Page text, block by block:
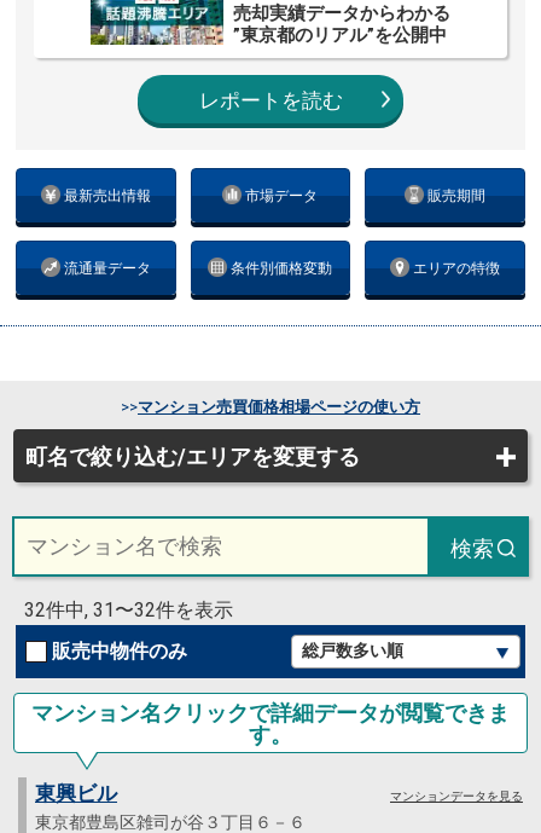
最新売出情報 市場データ 販売期間
流通量データ 条件別価格変動 エリアの特徴
売却実績データからわかる
”東京都のリアル”を公開中
レポートを読む
町名で絞り込む/エリアを変更する
>>マンション売買価格相場ページの使い方
検索
32件中, 31〜32件を表示
販売中物件のみ
マンション名クリックで詳細データが閲覧できま
す。
東興ビル
東京都豊島区雑司が谷３丁目６－６
マンションデータを見る